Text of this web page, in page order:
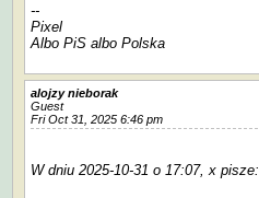
--
Pixel
Albo PiS albo Polska
alojzy nieborak
Guest
Fri Oct 31, 2025 6:46 pm
W dniu 2025-10-31 o 17:07, x pisze: